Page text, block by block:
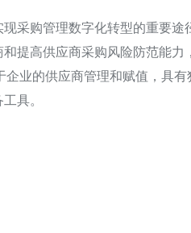
采购管理数字化转型的重要
提高供应商采购风险防范能力
业的供应商管理和赋值，具
具。